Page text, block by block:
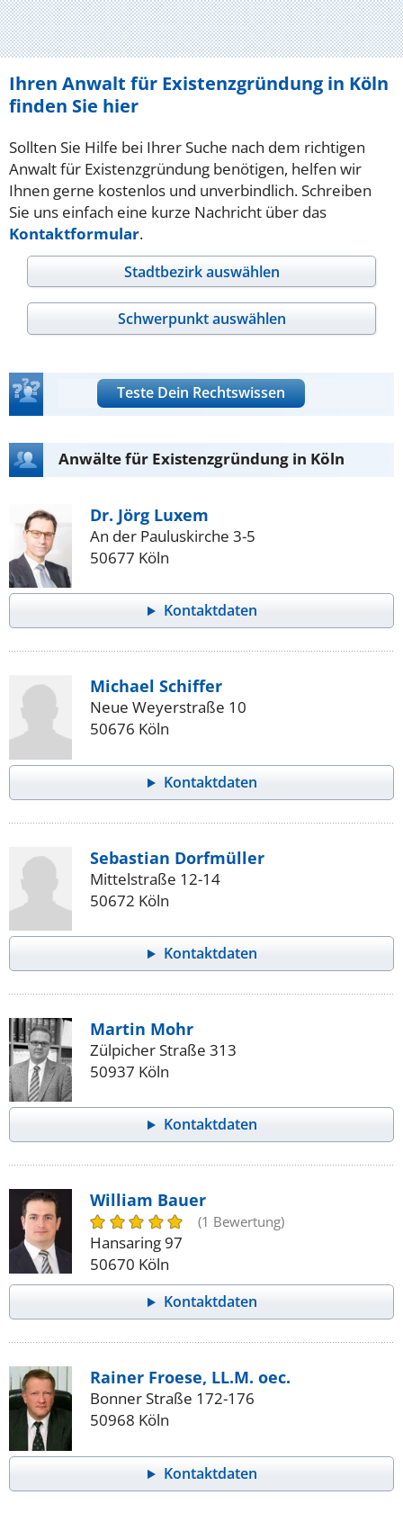
Ihren Anwalt für Existenzgründung in Köln
finden Sie hier
Sollten Sie Hilfe bei Ihrer Suche nach dem richtigen
Anwalt für Existenzgründung benötigen, helfen wir
Ihnen gerne kostenlos und unverbindlich. Schreiben
Sie uns einfach eine kurze Nachricht über das
Kontaktformular.
Stadtbezirk auswählen
Schwerpunkt auswählen
Teste Dein Rechtswissen
Anwälte für Existenzgründung in Köln
Dr. Jörg Luxem
An der Pauluskirche 3-5
50677 Köln
Kontaktdaten
Michael Schiffer
Neue Weyerstraße 10
50676 Köln
Kontaktdaten
Sebastian Dorfmüller
Mittelstraße 12-14
50672 Köln
Kontaktdaten
Martin Mohr
Zülpicher Straße 313
50937 Köln
Kontaktdaten
William Bauer
(1 Bewertung)
Hansaring 97
50670 Köln
Kontaktdaten
Rainer Froese, LL.M. oec.
Bonner Straße 172-176
50968 Köln
Kontaktdaten